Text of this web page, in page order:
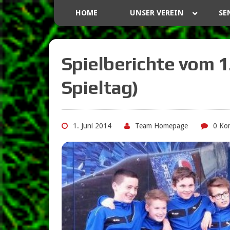
HOME UNSER VEREIN
Spielberichte vom
Spieltag)
1. Juni 2014 Team Homepage 0